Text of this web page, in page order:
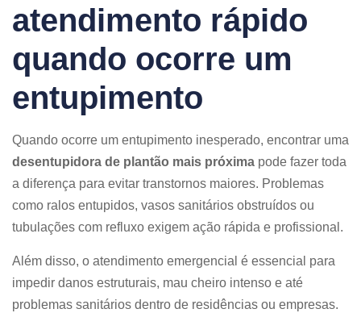
atendimento rápido
quando ocorre um
entupimento
Quando ocorre um entupimento inesperado, encontrar uma
desentupidora de plantão mais próxima pode fazer toda
a diferença para evitar transtornos maiores. Problemas
como ralos entupidos, vasos sanitários obstruídos ou
tubulações com refluxo exigem ação rápida e profissional.
Além disso, o atendimento emergencial é essencial para
impedir danos estruturais, mau cheiro intenso e até
problemas sanitários dentro de residências ou empresas.